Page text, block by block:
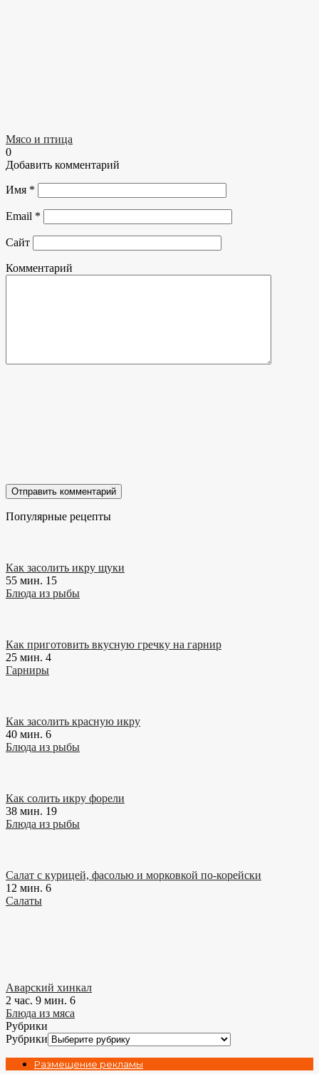
Мясо и птица
0
Добавить комментарий
Имя *
Email *
Сайт
Комментарий
Популярные рецепты
Как засолить икру щуки
55 мин. 15
Блюда из рыбы
Как приготовить вкусную гречку на гарнир
25 мин. 4
Гарниры
Как засолить красную икру
40 мин. 6
Блюда из рыбы
Как солить икру форели
38 мин. 19
Блюда из рыбы
Салат с курицей, фасолью и морковкой по-корейски
12 мин. 6
Салаты
Аварский хинкал
2 час. 9 мин. 6
Блюда из мяса
Рубрики
Рубрики
Размещение рекламы